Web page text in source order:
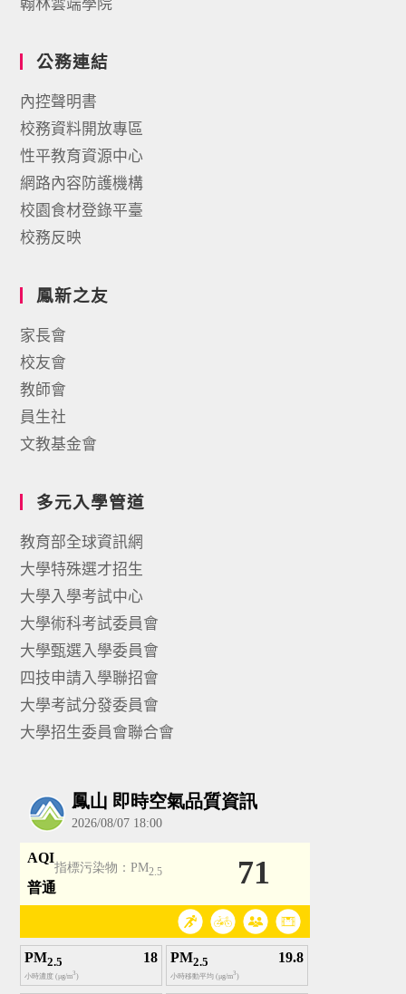
公務連結
內控聲明書
校務資料開放專區
性平教育資源中心
網路內容防護機構
校園食材登錄平臺
校務反映
鳳新之友
家長會
校友會
教師會
員生社
文教基金會
多元入學管道
教育部全球資訊網
大學特殊選才招生
大學入學考試中心
大學術科考試委員會
大學甄選入學委員會
四技申請入學聯招會
大學考試分發委員會
大學招生委員會聯合會